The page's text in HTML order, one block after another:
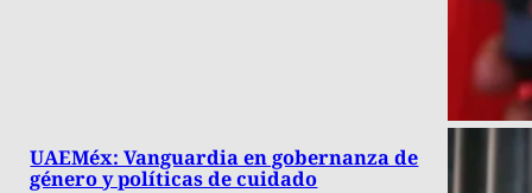
UAEMéx: Vanguardia en gobernanza de
género y políticas de cuidado